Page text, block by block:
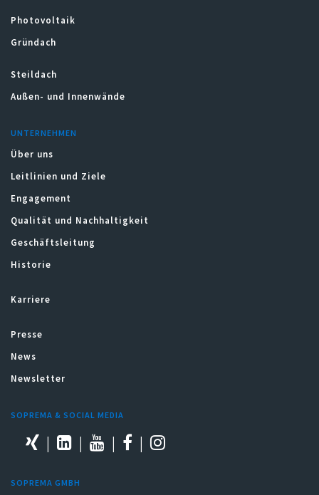
Photovoltaik
Gründach
Steildach
Außen- und Innenwände
UNTERNEHMEN
Über uns
Leitlinien und Ziele
Engagement
Qualität und Nachhaltigkeit
Geschäftsleitung
Historie
Karriere
Presse
News
Newsletter
SOPREMA & SOCIAL MEDIA
SOPREMA GMBH